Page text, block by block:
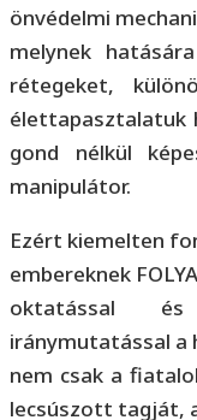
önvédelmi
melynek
rétegeket,
élettapasztalatuk
gond nélkül
manipulátor.
Ezért kiemelten
embereknek
oktatással
iránymutatással a
nem csak a
lecsúszott tagját,